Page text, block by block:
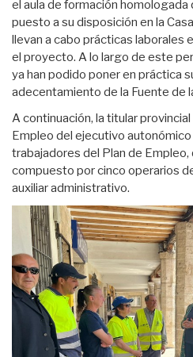
el aula de formación homologada
puesto a su disposición en la
llevan a cabo prácticas laborales
el proyecto. A lo largo de este
ya han podido poner en práctica
adecentamiento de la Fuente de
A continuación, la titular
Empleo del ejecutivo autonómico
trabajadores del Plan de
compuesto por cinco operarios
auxiliar administrativo.